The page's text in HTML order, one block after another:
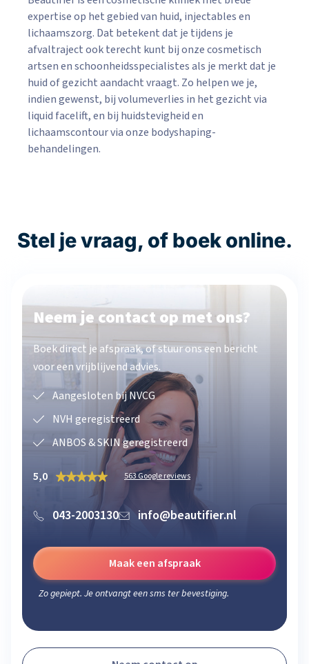
expertise op het gebied van huid, injectables en
lichaamszorg. Dat betekent dat je tijdens je
afvaltraject ook terecht kunt bij onze cosmetisch
artsen en schoonheidsspecialistes als je merkt dat je
huid of gezicht aandacht vraagt. Zo helpen we je,
indien gewenst, bij volumeverlies in het gezicht via
liquid facelift, en bij huidstevigheid en
lichaamscontour via onze bodyshaping-
behandelingen.
Stel je vraag, of boek online.
Neem je contact op met ons?
Boek direct je afspraak, of stuur ons een bericht
voor een vrijblijvend advies.
Aangesloten bij NVCG
NVH geregistreerd
ANBOS & SKIN geregistreerd
5,0 563 Google reviews
043-2003130 info@beautifier.nl
Maak een afspraak
Zo gepiept. Je ontvangt een sms ter bevestiging.